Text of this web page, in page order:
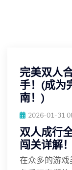
完美双人
手！(成为
南！)
2026-01-31
双人成行
闯关详解！
在众多的游